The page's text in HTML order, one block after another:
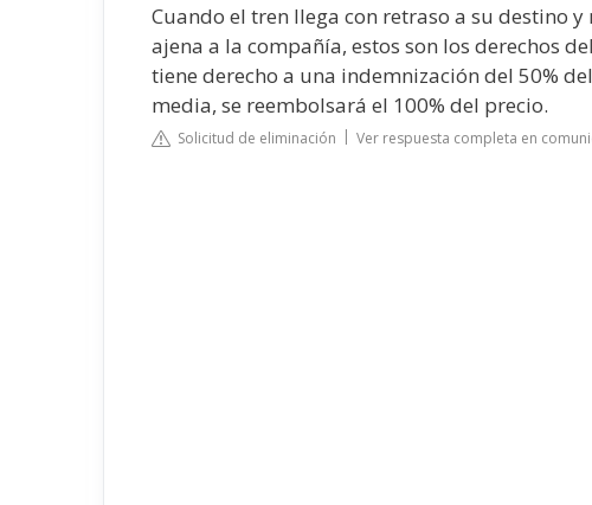
Cuando el tren llega con retraso a su destino
ajena a la compañía, estos son los derechos
tiene derecho a una indemnización del 50%
media, se reembolsará el 100% del precio.
Solicitud de eliminación Ver respuesta completa en